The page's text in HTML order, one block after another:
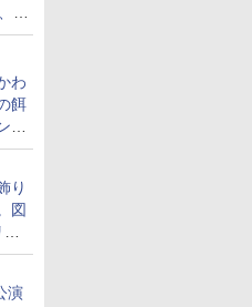
温
わ
餌
ズ
ガ
み
り
図
ラ
演